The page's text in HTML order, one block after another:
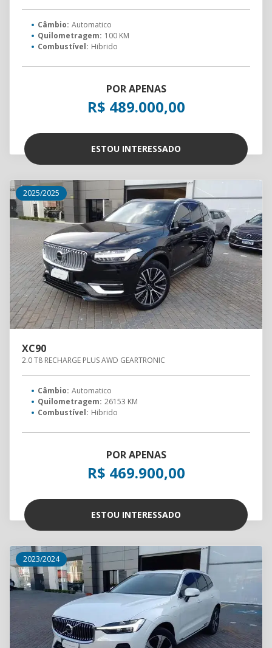
Câmbio: Automatico
Quilometragem: 100 KM
Combustível: Hibrido
POR APENAS
R$ 489.000,00
ESTOU INTERESSADO
2025/2025
XC90
2.0 T8 RECHARGE PLUS AWD GEARTRONIC
Câmbio: Automatico
Quilometragem: 26153 KM
Combustível: Hibrido
POR APENAS
R$ 469.900,00
ESTOU INTERESSADO
2023/2024